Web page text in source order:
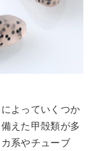
よっていくつか
えた甲殻類が多
系やチューブ